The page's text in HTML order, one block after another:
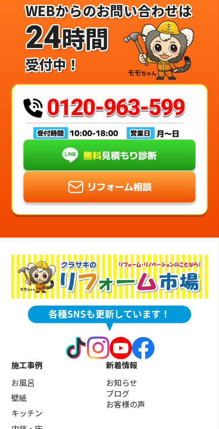
WEBからのお問い合わせは
24時間
受付中！
施工事例
お風呂
壁紙
キッチン
新着情報
お知らせ
ブログ
お客様の声